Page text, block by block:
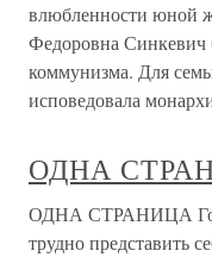
влюбленности юной
Федоровна Синкевич
коммунизма. Для
исповедовала
ОДНА
ОДНА СТРАНИЦА
трудно представить